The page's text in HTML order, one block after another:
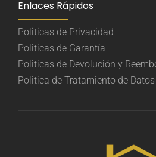
Enlaces Rápidos
Politicas de Privacidad
Politicas de Garantía
Politicas de Devolución y
Politica de Tratamiento de Datos